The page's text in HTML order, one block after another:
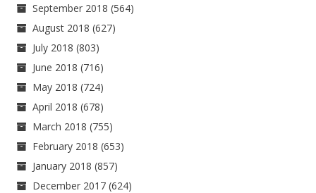
September 2018 (564)
August 2018 (627)
July 2018 (803)
June 2018 (716)
May 2018 (724)
April 2018 (678)
March 2018 (755)
February 2018 (653)
January 2018 (857)
December 2017 (624)